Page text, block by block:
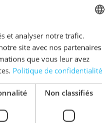
,68 € 186,00 €
ENGLISH
et analyser notre trafic.
site avec nos partenaires
que vous leur avez
Politique de confidentialité
Non classifiés